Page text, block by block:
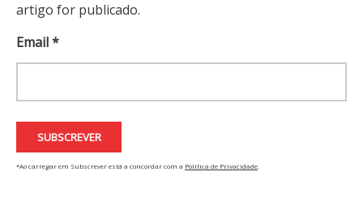
artigo for publicado.
Email *
*Ao carregar em Subscrever está a concordar com a Política de Privacidade